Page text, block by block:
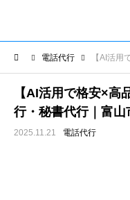
電話代行 【AI活用で格安
【AI活用で格安×高
行・秘書代行｜富
2025.11.21 電話代行